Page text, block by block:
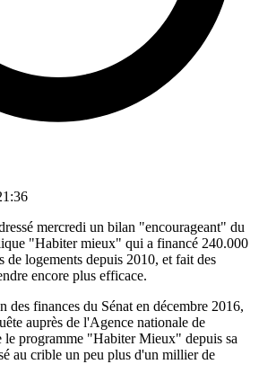
mercredi un bilan "encourageant" du
"Habiter mieux" qui a financé 240.000
de logements depuis 2010, et fait des
encore plus efficace.
des finances du Sénat en décembre 2016,
auprès de l'Agence nationale de
programme "Habiter Mieux" depuis sa
au crible un peu plus d'un millier de